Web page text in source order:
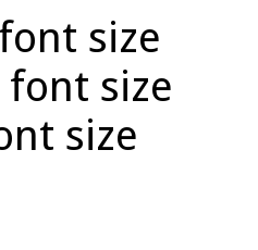
size
font size
size